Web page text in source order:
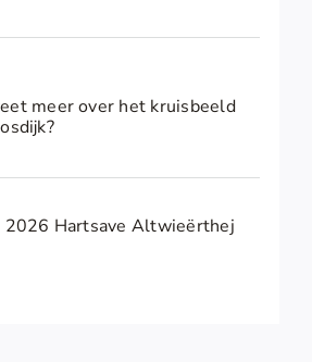
meer over het kruisbeeld
2026 Hartsave Altwieërthej